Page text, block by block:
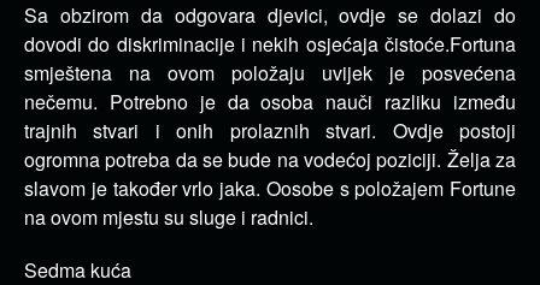
Sa obzirom da odgovara djevici, ovdje se dolazi do
dovodi do diskriminacije i nekih osjećaja čistoće.Fortuna
smještena na ovom položaju uvijek je posvećena
nečemu. Potrebno je da osoba nauči razliku između
trajnih stvari i onih prolaznih stvari. Ovdje postoji
ogromna potreba da se bude na vodećoj poziciji. Želja za
slavom je također vrlo jaka. Oosobe s položajem Fortune
na ovom mjestu su sluge i radnici.
Sedma kuća